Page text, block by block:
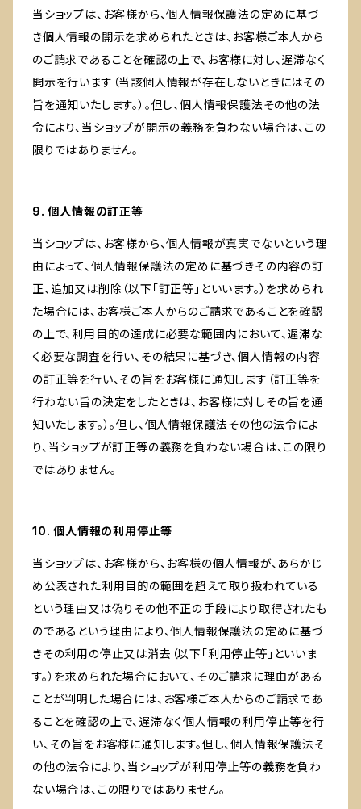
当ショップは、お客様から、個人情報保護法の定めに基づ
き個人情報の開示を求められたときは、お客様ご本人から
のご請求であることを確認の上で、お客様に対し、遅滞なく
開示を行います（当該個人情報が存在しないときにはその
旨を通知いたします。）。但し、個人情報保護法その他の法
令により、当ショップが開示の義務を負わない場合は、この
限りではありません。
9. 個人情報の訂正等
当ショップは、お客様から、個人情報が真実でないという理
由によって、個人情報保護法の定めに基づきその内容の訂
正、追加又は削除（以下「訂正等」といいます。）を求められ
た場合には、お客様ご本人からのご請求であることを確認
の上で、利用目的の達成に必要な範囲内において、遅滞な
く必要な調査を行い、その結果に基づき、個人情報の内容
の訂正等を行い、その旨をお客様に通知します（訂正等を
行わない旨の決定をしたときは、お客様に対しその旨を通
知いたします。）。但し、個人情報保護法その他の法令によ
り、当ショップが訂正等の義務を負わない場合は、この限り
ではありません。
10. 個人情報の利用停止等
当ショップは、お客様から、お客様の個人情報が、あらかじ
め公表された利用目的の範囲を超えて取り扱われている
という理由又は偽りその他不正の手段により取得されたも
のであるという理由により、個人情報保護法の定めに基づ
きその利用の停止又は消去（以下「利用停止等」といいま
す。）を求められた場合において、そのご請求に理由がある
ことが判明した場合には、お客様ご本人からのご請求であ
ることを確認の上で、遅滞なく個人情報の利用停止等を行
い、その旨をお客様に通知します。但し、個人情報保護法そ
の他の法令により、当ショップが利用停止等の義務を負わ
ない場合は、この限りではありません。